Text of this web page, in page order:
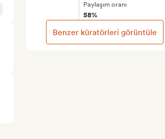
Paylaşım oranı
58%
Benzer küratörleri görüntüle